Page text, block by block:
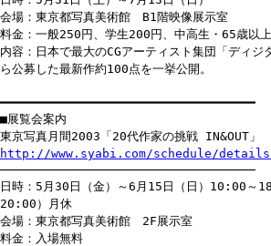
会場：東京都写真美術館 B1階映像展示室
料金：一般250円、学生200円、中高生・65歳以
内容：日本で最大のCGアーティスト集団「ディ
ら公募した最新作約100点を一挙公開。
━━━━━━━━━━━━━━━━━━━━━━━━━━━━━━━━━━━
■展覧会案内
東京写真月間2003「20代作家の挑戦 IN&OUT」
http://www.syabi.com/schedule/details/
───────────────────────────────────
日時：5月30日（金）～6月15日（日）10:00～
20:00）月休
会場：東京都写真美術館 2F展示室
料金：入場無料